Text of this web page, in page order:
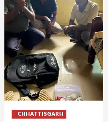
CHHATTISGARH